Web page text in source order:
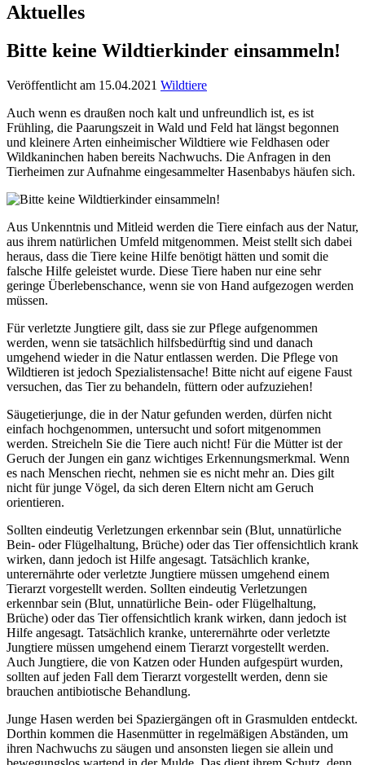
Aktuelles
Bitte keine Wildtierkinder einsammeln!
Veröffentlicht am 15.04.2021 Wildtiere
Auch wenn es draußen noch kalt und unfreundlich ist, es ist
Frühling, die Paarungszeit in Wald und Feld hat längst begonnen
und kleinere Arten einheimischer Wildtiere wie Feldhasen oder
Wildkaninchen haben bereits Nachwuchs. Die Anfragen in den
Tierheimen zur Aufnahme eingesammelter Hasenbabys häufen sich.
Aus Unkenntnis und Mitleid werden die Tiere einfach aus der Natur,
aus ihrem natürlichen Umfeld mitgenommen. Meist stellt sich dabei
heraus, dass die Tiere keine Hilfe benötigt hätten und somit die
falsche Hilfe geleistet wurde. Diese Tiere haben nur eine sehr
geringe Überlebenschance, wenn sie von Hand aufgezogen werden
müssen.
Für verletzte Jungtiere gilt, dass sie zur Pflege aufgenommen
werden, wenn sie tatsächlich hilfsbedürftig sind und danach
umgehend wieder in die Natur entlassen werden. Die Pflege von
Wildtieren ist jedoch Spezialistensache! Bitte nicht auf eigene Faust
versuchen, das Tier zu behandeln, füttern oder aufzuziehen!
Säugetierjunge, die in der Natur gefunden werden, dürfen nicht
einfach hochgenommen, untersucht und sofort mitgenommen
werden. Streicheln Sie die Tiere auch nicht! Für die Mütter ist der
Geruch der Jungen ein ganz wichtiges Erkennungsmerkmal. Wenn
es nach Menschen riecht, nehmen sie es nicht mehr an. Dies gilt
nicht für junge Vögel, da sich deren Eltern nicht am Geruch
orientieren.
Sollten eindeutig Verletzungen erkennbar sein (Blut, unnatürliche
Bein- oder Flügelhaltung, Brüche) oder das Tier offensichtlich krank
wirken, dann jedoch ist Hilfe angesagt. Tatsächlich kranke,
unterernährte oder verletzte Jungtiere müssen umgehend einem
Tierarzt vorgestellt werden. Sollten eindeutig Verletzungen
erkennbar sein (Blut, unnatürliche Bein- oder Flügelhaltung,
Brüche) oder das Tier offensichtlich krank wirken, dann jedoch ist
Hilfe angesagt. Tatsächlich kranke, unterernährte oder verletzte
Jungtiere müssen umgehend einem Tierarzt vorgestellt werden.
Auch Jungtiere, die von Katzen oder Hunden aufgespürt wurden,
sollten auf jeden Fall dem Tierarzt vorgestellt werden, denn sie
brauchen antibiotische Behandlung.
Junge Hasen werden bei Spaziergängen oft in Grasmulden entdeckt.
Dorthin kommen die Hasenmütter in regelmäßigen Abständen, um
ihren Nachwuchs zu säugen und ansonsten liegen sie allein und